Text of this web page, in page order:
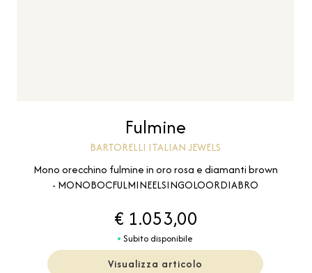
Fulmine
BARTORELLI ITALIAN JEWELS
Mono orecchino fulmine in oro rosa e diamanti brown
- MONOBOCFULMINEELSINGOLOORDIABRO
€ 1.053,00
Subito disponibile
Visualizza articolo